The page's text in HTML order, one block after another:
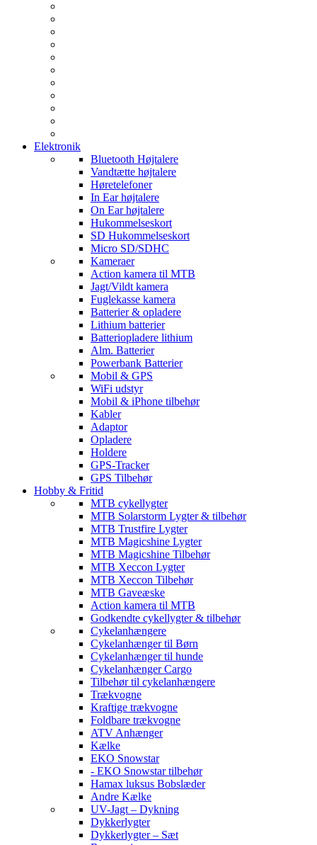
Elektronik
Bluetooth Højtalere
Vandtætte højtalere
Høretelefoner
In Ear højtalere
On Ear højtalere
Hukommelseskort
SD Hukommelseskort
Micro SD/SDHC
Kameraer
Action kamera til MTB
Jagt/Vildt kamera
Fuglekasse kamera
Batterier & opladere
Lithium batterier
Batteriopladere lithium
Alm. Batterier
Powerbank Batterier
Mobil & GPS
WiFi udstyr
Mobil & iPhone tilbehør
Kabler
Adaptor
Opladere
Holdere
GPS-Tracker
GPS Tilbehør
Hobby & Fritid
MTB cykellygter
MTB Solarstorm Lygter & tilbehør
MTB Trustfire Lygter
MTB Magicshine Lygter
MTB Magicshine Tilbehør
MTB Xeccon Lygter
MTB Xeccon Tilbehør
MTB Gaveæske
Action kamera til MTB
Godkendte cykellygter & tilbehør
Cykelanhængere
Cykelanhænger til Børn
Cykelanhænger til hunde
Cykelanhænger Cargo
Tilbehør til cykelanhængere
Trækvogne
Kraftige trækvogne
Foldbare trækvogne
ATV Anhænger
Kælke
EKO Snowstar
- EKO Snowstar tilbehør
Hamax luksus Bobslæder
Andre Kælke
UV-Jagt – Dykning
Dykkerlygter
Dykkerlygter – Sæt